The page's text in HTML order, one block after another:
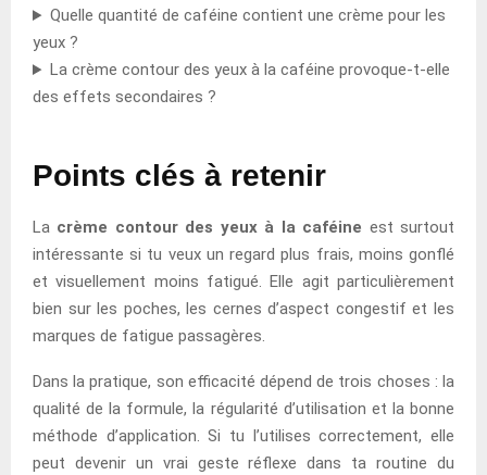
Quelle quantité de caféine contient une crème pour les
yeux ?
La crème contour des yeux à la caféine provoque-t-elle
des effets secondaires ?
Points clés à retenir
La crème contour des yeux à la caféine est surtout
intéressante si tu veux un regard plus frais, moins gonflé
et visuellement moins fatigué. Elle agit particulièrement
bien sur les poches, les cernes d’aspect congestif et les
marques de fatigue passagères.
Dans la pratique, son efficacité dépend de trois choses : la
qualité de la formule, la régularité d’utilisation et la bonne
méthode d’application. Si tu l’utilises correctement, elle
peut devenir un vrai geste réflexe dans ta routine du